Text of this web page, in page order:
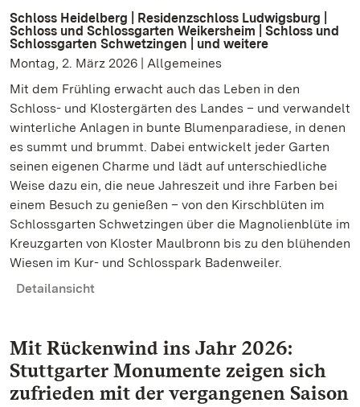
Schloss Heidelberg | Residenzschloss Ludwigsburg |
Schloss und Schlossgarten Weikersheim | Schloss und
Schlossgarten Schwetzingen | und weitere
Montag, 2. März 2026 | Allgemeines
Mit dem Frühling erwacht auch das Leben in den
Schloss- und Klostergärten des Landes – und verwandelt
winterliche Anlagen in bunte Blumenparadiese, in denen
es summt und brummt. Dabei entwickelt jeder Garten
seinen eigenen Charme und lädt auf unterschiedliche
Weise dazu ein, die neue Jahreszeit und ihre Farben bei
einem Besuch zu genießen – von den Kirschblüten im
Schlossgarten Schwetzingen über die Magnolienblüte im
Kreuzgarten von Kloster Maulbronn bis zu den blühenden
Wiesen im Kur- und Schlosspark Badenweiler.
Detailansicht
Mit Rückenwind ins Jahr 2026:
Stuttgarter Monumente zeigen sich
zufrieden mit der vergangenen Saison